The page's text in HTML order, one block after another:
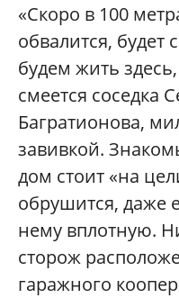
«Скоро в 100
обвалится,
будем жить
смеется соседка
Багратионова,
завивкой.
дом стоит «на
обрушится, даже
нему вплотную.
сторож
гаражного